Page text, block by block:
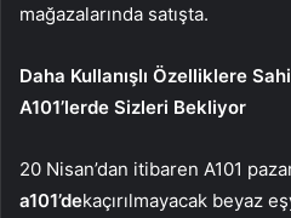
mağazalarında satışta.
Daha Kullanışlı Özelliklere
A101’lerde Sizleri Bekliyor
20 Nisan’dan itibaren A101
a101’dekaçırılmayacak beyaz